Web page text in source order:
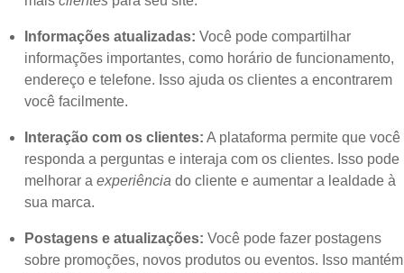
Informações atualizadas: Você pode compartilhar
informações importantes, como horário de funcionamento,
endereço e telefone. Isso ajuda os clientes a encontrarem
você facilmente.
Interação com os clientes: A plataforma permite que você
responda a perguntas e interaja com os clientes. Isso pode
melhorar aexperiência do cliente e aumentar a lealdade à
sua marca.
Postagens e atualizações: Você pode fazer postagens
sobre promoções, novos produtos ou eventos. Isso mantém